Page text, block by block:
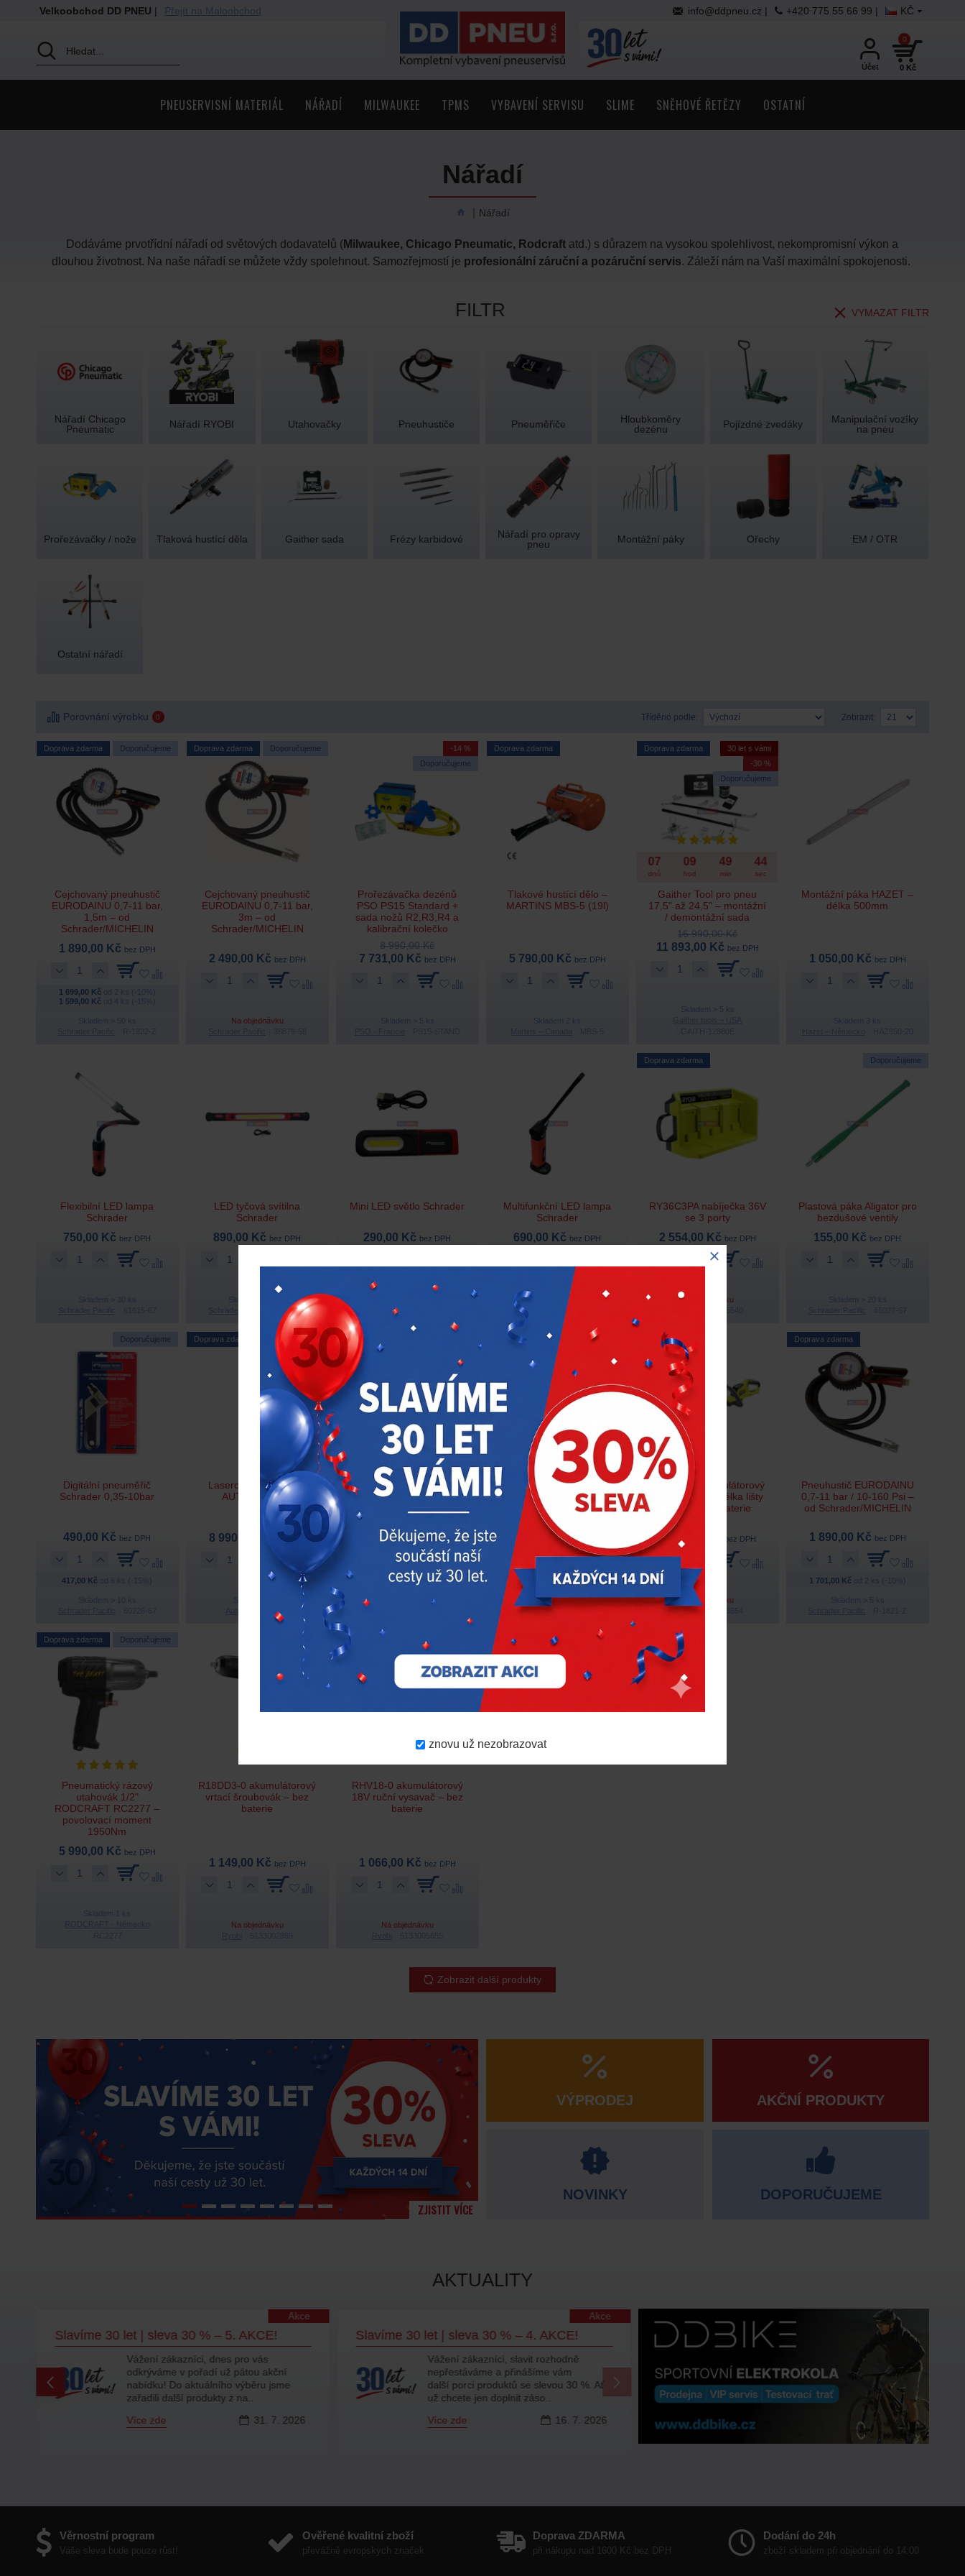
znovu už nezobrazovat
Velkoobchod DD PNEU | Přejít na Maloobchod KČ
info@ddpneu.cz | +420 775 55 66 99 |
Účet 0 Kč
0
PNEUSERVISNÍ MATERIÁL NÁŘADÍ MILWAUKEE TPMS VYBAVENÍ SERVISU SLIME SNĚHOVÉ ŘETĚZY OSTATNÍ
Nářadí
Nářadí
Dodáváme prvotřídní nářadí od světových dodavatelů (Milwaukee, Chicago Pneumatic, Rodcraft atd.) s důrazem na vysokou spolehlivost, nekompromisní výkon a
dlouhou životnost. Na naše nářadí se můžete vždy spolehnout. Samozřejmostí je profesionální záruční a pozáruční servis. Záleží nám na Vaší maximální spokojenosti.
FILTR VYMAZAT FILTR
Nářadí Chicago
Pneumatic
Nářadí RYOBI Utahovačky Pneuhustiče Pneuměřiče
Hloubkoměry
dezénu
Pojízdné zvedáky
Manipulační vozíky
na pneu
Prořezávačky / nože Tlaková hustící děla Gaither sada Frézy karbidové
Nářadí pro opravy
pneu
Montážní páky Ořechy EM / OTR
Ostatní nářadí
Porovnání výrobku 0 Tříděno podle: Zobrazit:
Doprava zdarma Doporučujeme
Cejchovaný pneuhustič
EURODAINU 0,7-11 bar,
1,5m – od
Schrader/MICHELIN
1 890,00 Kč bez DPH
1 699,00 Kčod 2 ks (-10%)
1 599,00 Kčod 4 ks (-15%)
Skladem > 50 ks
Doprava zdarma Doporučujeme
Cejchovaný pneuhustič
EURODAINU 0,7-11 bar,
3m – od
Schrader/MICHELIN
2 490,00 Kč bez DPH
Na objednávku
Doporučujeme
-14 %
Prořezávačka dezénů
PSO PS15 Standard +
sada nožů R2,R3,R4 a
kalibrační kolečko
8 990,00 Kč
7 731,00 Kč bez DPH
Skladem > 5 ks
Doprava zdarma
Tlakové hustící dělo –
MARTINS MBS-5 (19l)
5 790,00 Kč bez DPH
Skladem 2 ks
Doprava zdarma
Doporučujeme
30 let s vámi
-30 %
07
dnů
09
hod
49
min
42
sec
Gaither Tool pro pneu
17,5" až 24,5" – montážní
/ demontážní sada
16 990,00 Kč
11 893,00 Kč bez DPH
Skladem > 5 ks
Montážní páka HAZET –
délka 500mm
1 050,00 Kč bez DPH
Skladem 3 ks
Flexibilní LED lampa
Schrader
750,00 Kč bez DPH
Skladem > 30 ks
61617-67
LED tyčová svítilna
Schrader
890,00 Kč bez DPH
Skladem > 30 ks
Schrader Pacific
Mini LED světlo Schrader
290,00 Kč bez DPH
Schrader Pacific
Multifunkční LED lampa
Schrader
690,00 Kč bez DPH
Skladem > 20 ks
Doprava zdarma
RY36C3PA nabíječka 36V
se 3 porty
2 554,00 Kč bez DPH
Na objednávku
Doporučujeme
Plastová páka Aligator pro
bezdušové ventily
155,00 Kč bez DPH
Skladem > 20 ks
Doporučujeme
Digitální pneuměřič
Schrader 0,35-10bar
490,00 Kč bez DPH
417,00 Kč od 6 ks (-15%)
Skladem > 10 ks
Doprava zdarma
101000792
Laserový hloubkoměr
AUTEL TBE200
8 990,00 Kč bez DPH
Skladem 3 ks
Doprava zdarma
Momentový klíč 1/2"
Chicago Pneumatic
3 999,00 Kč bez DPH
Ryobi
5133002663
OBL1820S akumulátorový
18V zahradní fukar – bez
baterie
1 231,00 Kč bez DPH
Na objednávku
Doprava zdarma
Ryobi
OHT1845 akumulátorový
plotostřih 18V, délka lišty
45cm – bez baterie
1 810,00 Kč bez DPH
Na objednávku
Doprava zdarma
Pneuhustič EURODAINU
0,7-11 bar / 10-160 Psi –
od Schrader/MICHELIN
1 890,00 Kč bez DPH
1 701,00 Kčod 2 ks (-10%)
Skladem > 5 ks
Doprava zdarma Doporučujeme
RODCRAFT - Německo
Pneumatický rázový
utahovák 1/2"
RODCRAFT RC2277 –
povolovací moment
1950Nm
5 990,00 Kč bez DPH
Skladem 1 ks
R18DD3-0 akumulátorový
vrtací šroubovák – bez
baterie
1 149,00 Kč bez DPH
Na objednávku
RHV18-0 akumulátorový
18V ruční vysavač – bez
baterie
1 066,00 Kč bez DPH
Na objednávku
Zobrazit další produkty
ZJISTIT VÍCE
VÝPRODEJ
NOVINKY
AKČNÍ PRODUKTY
DOPORUČUJEME
AKTUALITY
Slavíme 30 let | sleva 30 % – 5. AKCE!
Akce
31. 7. 2026
Vážení zákazníci, dnes pro vás
odkrýváme v pořadí už pátou akční
nabídku! Do aktuálního výběru jsme
zařadili další produkty z na..
Více zde
Slavíme 30 let | sleva 30 % – 4. AKCE!
Akce
16. 7. 2026
Vážení zákazníci, slavit rozhodně
nepřestáváme a přinášíme vám
další porci produktů se slevou 30 %. Ať
už chcete jen doplnit záso..
Více zde
Věrnostní program
Vaše sleva bude pouze růst!
Ověřené kvalitní zboží
převážně evropských značek
Doprava ZDARMA
při nákupu nad 1600 Kč bez DPH
Dodání do 24h
zboží skladem při objednání do 14:00